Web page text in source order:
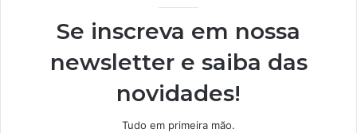
Se inscreva em nossa
newsletter e saiba das
novidades!
Tudo em primeira mão.